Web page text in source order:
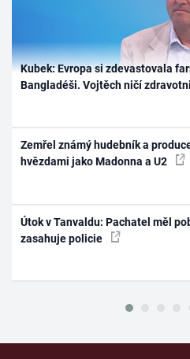
Kubek: Evropa si zdevastovala
Bangladéši. Vojtěch ničí
Zemřel známý hudebník a
hvězdami jako Madonna a U2
Útok v Tanvaldu: Pachatel měl
zasahuje policie